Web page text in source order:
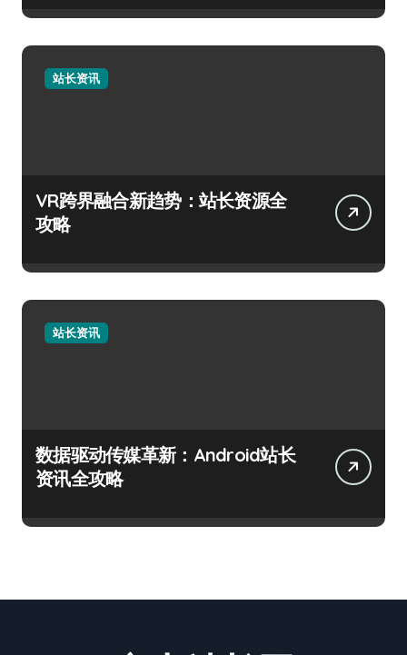
站长资讯
VR跨界融合新趋势：站长资源全
攻略
站长资讯
数据驱动传媒革新：Android站长
资讯全攻略